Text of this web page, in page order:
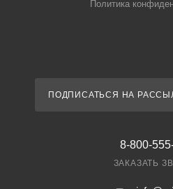
Политика
ПОДПИСАТЬСЯ НА
8-800-
ЗАКАЗАТЬ